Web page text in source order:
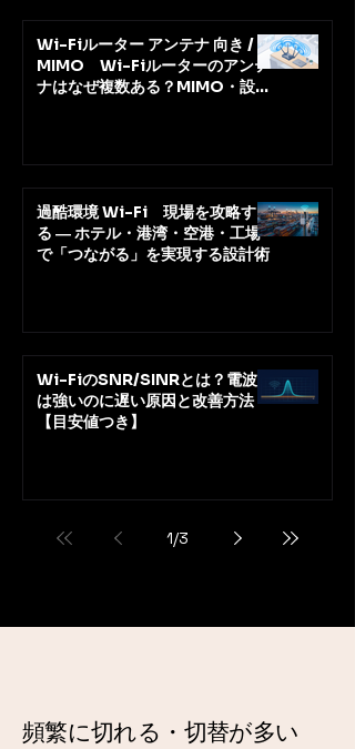
Wi-Fiルーター アンテナ 向き /
MIMO Wi-Fiルーターのアンテ
ナはなぜ複数ある？MIMO・設置
過酷環境 Wi-Fi 現場を攻略す
る ― ホテル・港湾・空港・工場
で「つながる」を実現する設計術
Wi-FiのSNR/SINRとは？電波
は強いのに遅い原因と改善方法
【目安値つき】
1/3
頻繁に切れる・切替が多い